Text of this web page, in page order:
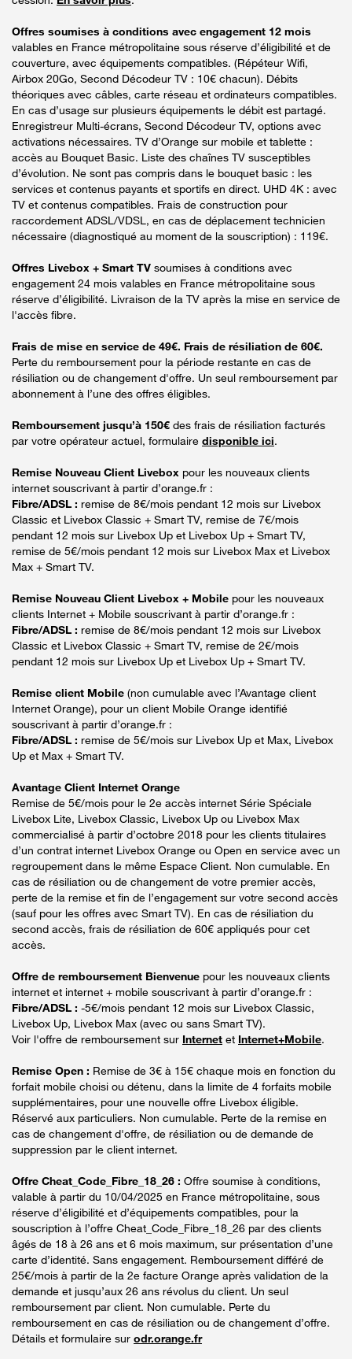
Offres soumises à conditions avec engagement 12 mois
valables en France métropolitaine sous réserve d’éligibilité et de
couverture, avec équipements compatibles. (Répéteur Wifi,
Airbox 20Go, Second Décodeur TV : 10€ chacun). Débits
théoriques avec câbles, carte réseau et ordinateurs compatibles.
En cas d’usage sur plusieurs équipements le débit est partagé.
Enregistreur Multi-écrans, Second Décodeur TV, options avec
activations nécessaires. TV d’Orange sur mobile et tablette :
accès au Bouquet Basic. Liste des chaînes TV susceptibles
d’évolution. Ne sont pas compris dans le bouquet basic : les
services et contenus payants et sportifs en direct. UHD 4K : avec
TV et contenus compatibles. Frais de construction pour
raccordement ADSL/VDSL, en cas de déplacement technicien
nécessaire (diagnostiqué au moment de la souscription) : 119€.
Offres Livebox + Smart TV soumises à conditions avec
engagement 24 mois valables en France métropolitaine sous
réserve d’éligibilité. Livraison de la TV après la mise en service de
l'accès fibre.
Frais de mise en service de 49€. Frais de résiliation de 60€.
Perte du remboursement pour la période restante en cas de
résiliation ou de changement d'offre. Un seul remboursement par
abonnement à l’une des offres éligibles.
Remboursement jusqu’à 150€ des frais de résiliation facturés
par votre opérateur actuel, formulaire disponible ici.
Remise Nouveau Client Livebox pour les nouveaux clients
internet souscrivant à partir d’orange.fr :
Fibre/ADSL : remise de 8€/mois pendant 12 mois sur Livebox
Classic et Livebox Classic + Smart TV, remise de 7€/mois
pendant 12 mois sur Livebox Up et Livebox Up + Smart TV,
remise de 5€/mois pendant 12 mois sur Livebox Max et Livebox
Max + Smart TV.
Remise Nouveau Client Livebox + Mobile pour les nouveaux
clients Internet + Mobile souscrivant à partir d’orange.fr :
Fibre/ADSL : remise de 8€/mois pendant 12 mois sur Livebox
Classic et Livebox Classic + Smart TV, remise de 2€/mois
pendant 12 mois sur Livebox Up et Livebox Up + Smart TV.
Remise client Mobile (non cumulable avec l’Avantage client
Internet Orange), pour un client Mobile Orange identifié
souscrivant à partir d’orange.fr :
Fibre/ADSL : remise de 5€/mois sur Livebox Up et Max, Livebox
Up et Max + Smart TV.
Avantage Client Internet Orange
Remise de 5€/mois pour le 2e accès internet Série Spéciale
Livebox Lite, Livebox Classic, Livebox Up ou Livebox Max
commercialisé à partir d’octobre 2018 pour les clients titulaires
d’un contrat internet Livebox Orange ou Open en service avec un
regroupement dans le même Espace Client. Non cumulable. En
cas de résiliation ou de changement de votre premier accès,
perte de la remise et fin de l’engagement sur votre second accès
(sauf pour les offres avec Smart TV). En cas de résiliation du
second accès, frais de résiliation de 60€ appliqués pour cet
accès.
Offre de remboursement Bienvenue pour les nouveaux clients
internet et internet + mobile souscrivant à partir d’orange.fr :
Fibre/ADSL : -5€/mois pendant 12 mois sur Livebox Classic,
Livebox Up, Livebox Max (avec ou sans Smart TV).
Voir l'offre de remboursement sur Internet et Internet+Mobile.
Remise Open : Remise de 3€ à 15€ chaque mois en fonction du
forfait mobile choisi ou détenu, dans la limite de 4 forfaits mobile
supplémentaires, pour une nouvelle offre Livebox éligible.
Réservé aux particuliers. Non cumulable. Perte de la remise en
cas de changement d'offre, de résiliation ou de demande de
suppression par le client internet.
Offre Cheat_Code_Fibre_18_26 : Offre soumise à conditions,
valable à partir du 10/04/2025 en France métropolitaine, sous
réserve d’éligibilité et d’équipements compatibles, pour la
souscription à l’offre Cheat_Code_Fibre_18_26 par des clients
âgés de 18 à 26 ans et 6 mois maximum, sur présentation d’une
carte d’identité. Sans engagement. Remboursement différé de
25€/mois à partir de la 2e facture Orange après validation de la
demande et jusqu’aux 26 ans révolus du client. Un seul
remboursement par client. Non cumulable. Perte du
remboursement en cas de résiliation ou de changement d’offre.
Détails et formulaire sur odr.orange.fr